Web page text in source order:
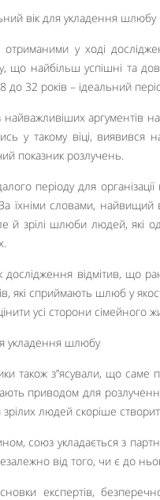
отриманими у ході
що найбільш успішні та
до 32 років – ідеальний
аргументів на
у такому віці, виявився
показник розлучень.
періоду для
їхніми словами, найвищий
й зрілі шлюби людей, які
дослідження відмітив, що
які сприймають шлюб у
усі сторони сімейного
також з”ясували, що
приводом для
людей скоріше
союз укладається з
від того, чи є до
експертів,